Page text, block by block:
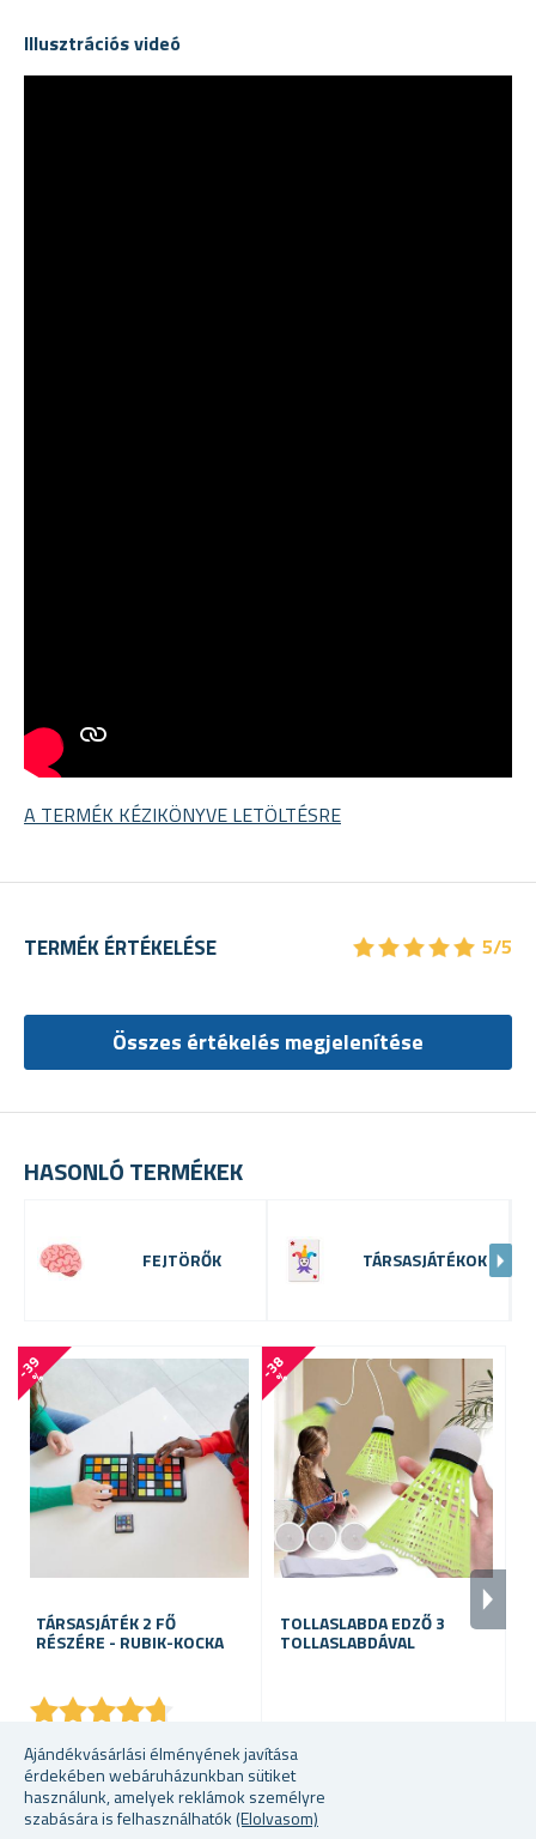
Ajándékvásárlási élményének javítása
érdekében webáruházunkban sütiket
használunk, amelyek reklámok személyre
szabására is felhasználhatók (Elolvasom)
Illusztrációs videó
A TERMÉK KÉZIKÖNYVE LETÖLTÉSRE
HASONLÓ TERMÉKEK
FEJTÖRŐK TÁRSASJÁTÉKOK
-
3
9
%
TÁRSASJÁTÉK 2 FŐ
RÉSZÉRE - RUBIK-KOCKA
★★★★★
★★★★★
3592 Ft
raktáron
-
3
8
%
TOLLASLABDA EDZŐ 3
TOLLASLABDÁVAL
1531 Ft
raktáron
TERMÉK ÉRTÉKELÉSE ★★★★★
★★★★★ 5/5
Összes értékelés megjelenítése